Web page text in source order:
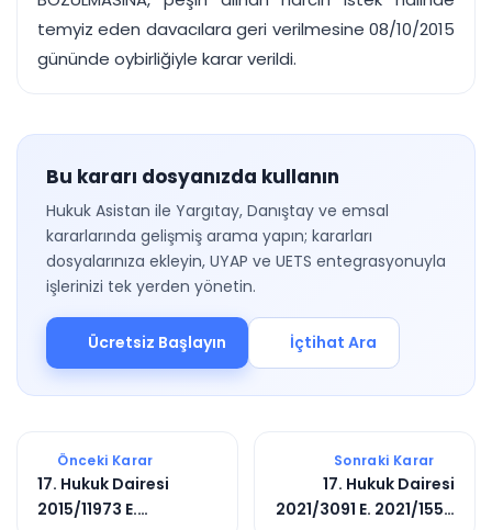
temyiz eden davacılara geri verilmesine 08/10/2015
gününde oybirliğiyle karar verildi.
Bu kararı dosyanızda kullanın
Hukuk Asistan ile Yargıtay, Danıştay ve emsal
kararlarında gelişmiş arama yapın; kararları
dosyalarınıza ekleyin, UYAP ve UETS entegrasyonuyla
işlerinizi tek yerden yönetin.
Ücretsiz Başlayın İçtihat Ara
Önceki Karar
17. Hukuk Dairesi
2015/11973 E.
Sonraki Karar
17. Hukuk Dairesi
2021/3091 E. 2021/15511